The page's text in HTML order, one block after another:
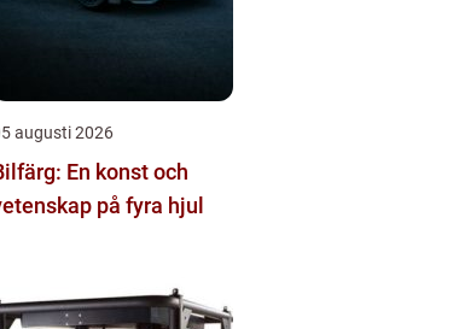
augusti 2026
En konst och
på fyra hjul